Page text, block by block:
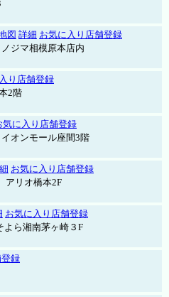
図 詳細 お気に入り店舗登録
ジマ相模原本店内
り店舗登録
2階
気に入り店舗登録
オンモール座間3階
お気に入り店舗登録
アリオ橋本2F
お気に入り店舗登録
ら湘南茅ヶ崎３F
録